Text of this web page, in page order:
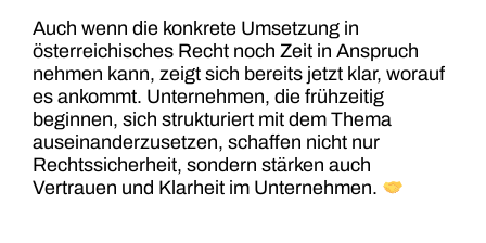
Auch wenn die konkrete Umsetzung in
österreichisches Recht noch Zeit in Anspruch
nehmen kann, zeigt sich bereits jetzt klar, worauf
es ankommt. Unternehmen, die frühzeitig
beginnen, sich strukturiert mit dem Thema
auseinanderzusetzen, schaffen nicht nur
Rechtssicherheit, sondern stärken auch
Vertrauen und Klarheit im Unternehmen.